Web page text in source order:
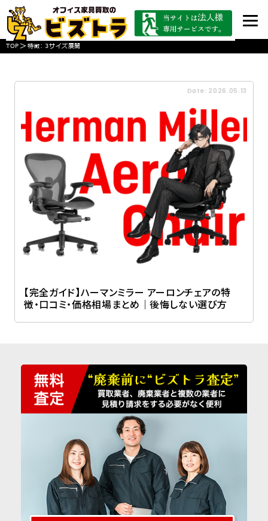
TOP > 特徴:3サイズ展開
Date: 2026.05.13
【完全ガイド】ハーマンミラー アーロンチェアの特
徴・口コミ・価格相場まとめ｜後悔しない選び方